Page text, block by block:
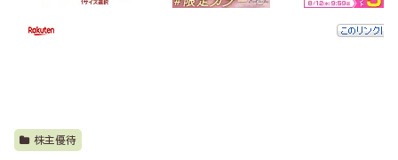
株主優待